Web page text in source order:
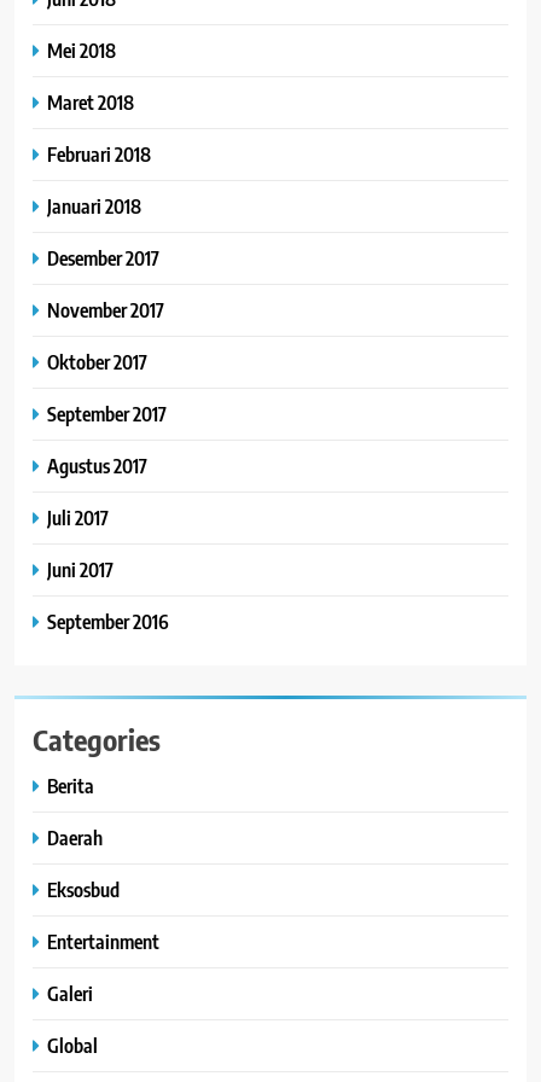
Mei 2018
Maret 2018
Februari 2018
Januari 2018
Desember 2017
November 2017
Oktober 2017
September 2017
Agustus 2017
Juli 2017
Juni 2017
September 2016
Categories
Berita
Daerah
Eksosbud
Entertainment
Galeri
Global